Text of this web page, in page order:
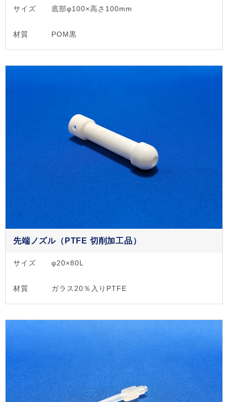
サイズ 底部φ100×高さ100mm
材質 POM黒
先端ノズル（PTFE 切削加工品）
サイズ φ20×80L
材質 ガラス20％入りPTFE